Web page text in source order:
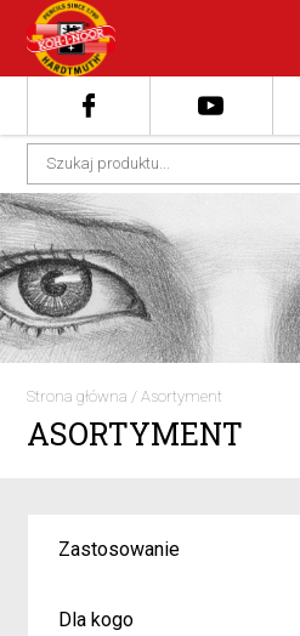
Strona główna /Asortyment
ASORTYMENT
Zastosowanie
malowanie
Dla kogo